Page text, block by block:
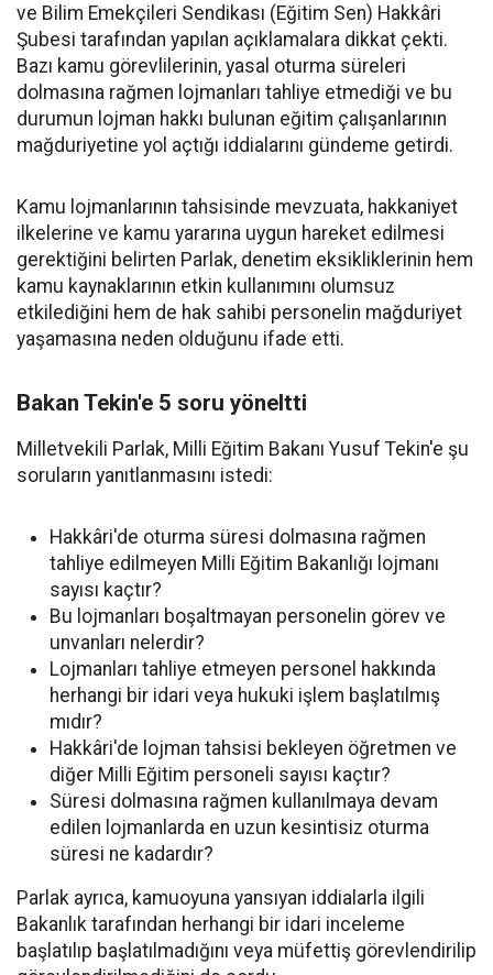
ve Bilim Emekçileri Sendikası (Eğitim Sen) Hakkâri
Şubesi tarafından yapılan açıklamalara dikkat çekti.
Bazı kamu görevlilerinin, yasal oturma süreleri
dolmasına rağmen lojmanları tahliye etmediği ve bu
durumun lojman hakkı bulunan eğitim çalışanlarının
mağduriyetine yol açtığı iddialarını gündeme getirdi.
Kamu lojmanlarının tahsisinde mevzuata, hakkaniyet
ilkelerine ve kamu yararına uygun hareket edilmesi
gerektiğini belirten Parlak, denetim eksikliklerinin hem
kamu kaynaklarının etkin kullanımını olumsuz
etkilediğini hem de hak sahibi personelin mağduriyet
yaşamasına neden olduğunu ifade etti.
Bakan Tekin'e 5 soru yöneltti
Milletvekili Parlak, Milli Eğitim Bakanı Yusuf Tekin'e şu
soruların yanıtlanmasını istedi:
Hakkâri'de oturma süresi dolmasına rağmen
tahliye edilmeyen Milli Eğitim Bakanlığı lojmanı
sayısı kaçtır?
Bu lojmanları boşaltmayan personelin görev ve
unvanları nelerdir?
Lojmanları tahliye etmeyen personel hakkında
herhangi bir idari veya hukuki işlem başlatılmış
mıdır?
Hakkâri'de lojman tahsisi bekleyen öğretmen ve
diğer Milli Eğitim personeli sayısı kaçtır?
Süresi dolmasına rağmen kullanılmaya devam
edilen lojmanlarda en uzun kesintisiz oturma
süresi ne kadardır?
Parlak ayrıca, kamuoyuna yansıyan iddialarla ilgili
Bakanlık tarafından herhangi bir idari inceleme
başlatılıp başlatılmadığını veya müfettiş görevlendirilip